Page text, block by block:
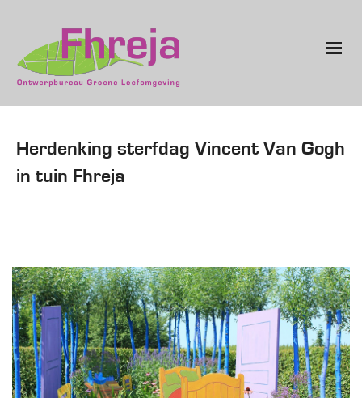
Herdenking sterfdag Vincent Van Gogh
in tuin Fhreja